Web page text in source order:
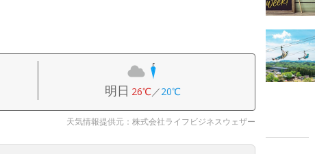
明日 26℃／20℃
天気情報提供元：株式会社ライフビジネスウェザー